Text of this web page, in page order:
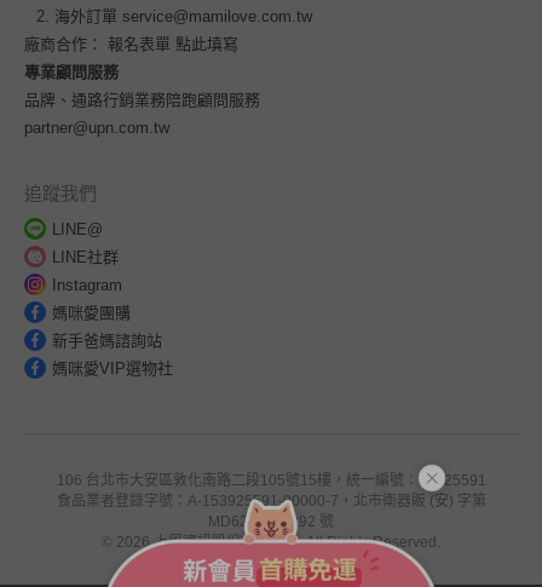
海外訂單 service@mamilove.com.tw
廠商合作： 報名表單 點此填寫
專業顧問服務
品牌、通路行銷業務陪跑顧問服務
partner@upn.com.tw
追蹤我們
LINE@
LINE社群
Instagram
媽咪愛團購
新手爸媽諮詢站
媽咪愛VIP選物社
106 台北市大安區敦化南路二段105號15樓，統一編號：53925591
食品業者登錄字號：A-153925591-00000-7，北市衛器販 (安) 字第
MD6201041292 號
© 2026 上恩資訊股份有限公司. All Rights Reserved.